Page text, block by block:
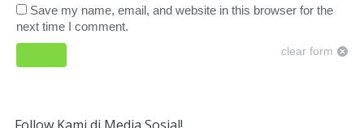
Save my name, email, and website in this browser for the
next time I comment.
clear form